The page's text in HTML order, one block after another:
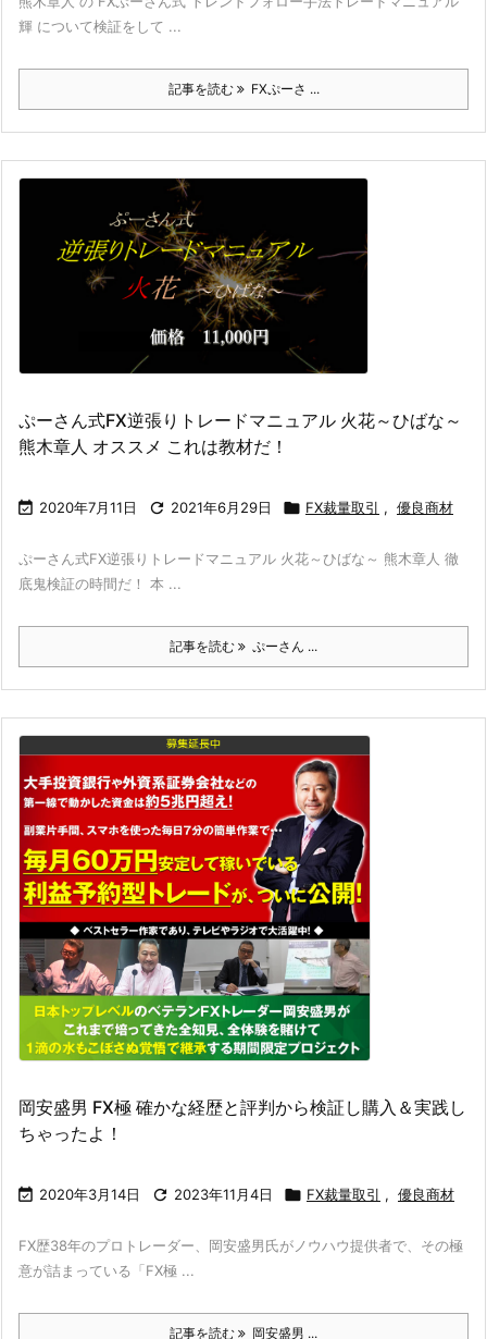
輝 について検証をして ...
記事を読む FXぷーさ ...
ぷーさん式FX逆張りトレードマニュアル 火花～ひばな～
熊木章人 オススメ これは教材だ！
 2020年7月11日  2021年6月29日  FX裁量取引 , 優良商材
ぷーさん式FX逆張りトレードマニュアル 火花～ひばな～ 熊木章人 徹
底鬼検証の時間だ！ 本 ...
記事を読む ぷーさん ...
岡安盛男 FX極 確かな経歴と評判から検証し購入＆実践し
ちゃったよ！
 2020年3月14日  2023年11月4日  FX裁量取引 , 優良商材
FX歴38年のプロトレーダー、岡安盛男氏がノウハウ提供者で、その極
意が詰まっている「FX極 ...
記事を読む 岡安盛男 ...